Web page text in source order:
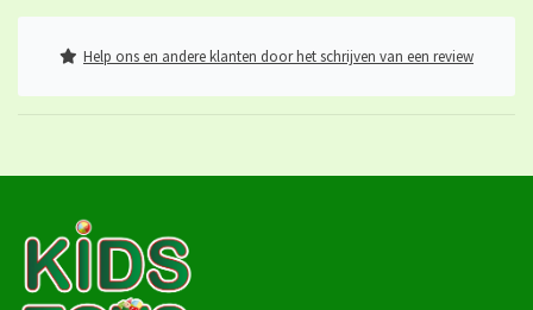
Help ons en andere klanten door het schrijven van een review